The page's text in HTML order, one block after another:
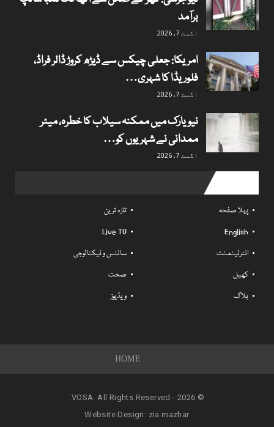
برآمد
اگست 7, 2026
امریکا: جعلی چیکس سے ڈیڑھ کروڑ ڈالر فراڈ،
فلوریڈا کا شہری…
اگست 7, 2026
نیویارک میں ممکنہ سیلاب کا خطرہ، میئر
ممدانی نے شہریوں کو…
اگست 7, 2026
پہلا صفحہ
تازہ ترین
English
Live TV
انٹرٹینمنٹ
سائنس و ٹیکنالوجی
کھیل
صحت
بلاگ
ویڈیوز
HOME
© 2026 - VOSA. All Rights Reserved.
Website Design: zia mazhar